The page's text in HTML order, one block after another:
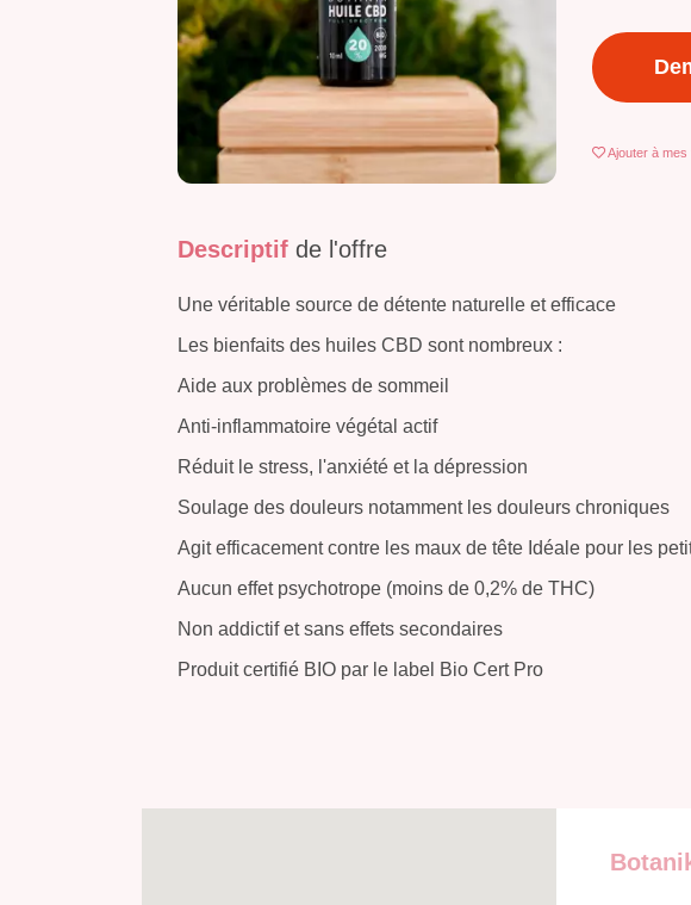
Ajouter à mes
Descriptif de l'offre
Une véritable source de détente naturelle et efficace
Les bienfaits des huiles CBD sont nombreux :
Aide aux problèmes de sommeil
Anti-inflammatoire végétal actif
Réduit le stress, l'anxiété et la dépression
Soulage des douleurs notamment les douleurs chroniques
Agit efficacement contre les maux de tête Idéale pour les
Aucun effet psychotrope (moins de 0,2% de THC)
Non addictif et sans effets secondaires
Produit certifié BIO par le label Bio Cert Pro